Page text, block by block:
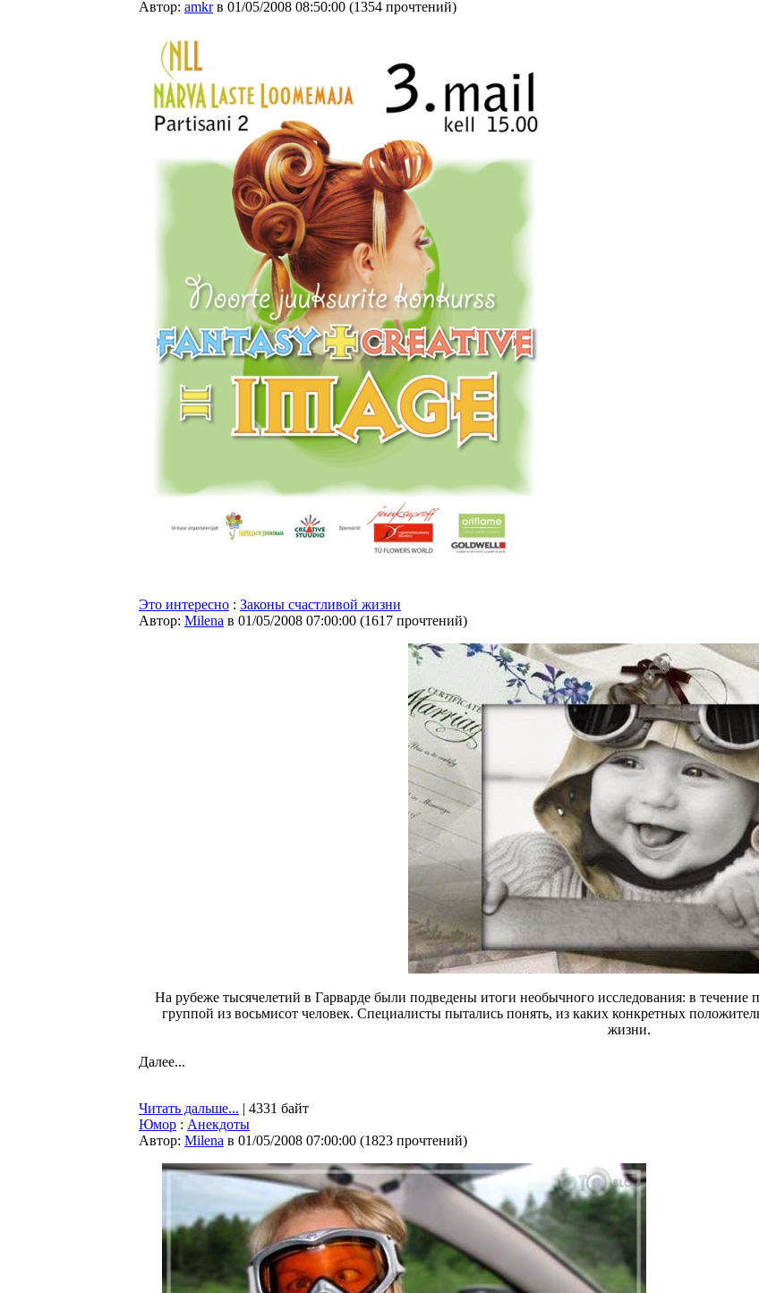
Автор: amkr в 01/05/2008 08:50:00 (1354 прочтений)
Это интересно : Законы счастливой жизни
Автор: Milena в 01/05/2008 07:00:00 (1617 прочтений)
На рубеже тысячелетий в Гарварде были подведены итоги необычного исследования: в течение
группой из восьмисот человек. Специалисты пытались понять, из каких конкретных
жизни.
Далее...
Читать дальше... | 4331 байт
Юмор : Анекдоты
Автор: Milena в 01/05/2008 07:00:00 (1823 прочтений)